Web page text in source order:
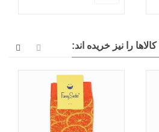
را نیز خریده اند: